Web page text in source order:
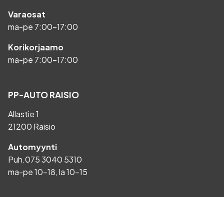
Varaosat
ma-pe 7:00-17:00
Korikorjaamo
ma-pe 7:00-17:00
PP-AUTO RAISIO
Allastie 1
21200 Raisio
Automyynti
Puh.075 3040 5310
ma-pe 10-18, la 10-15